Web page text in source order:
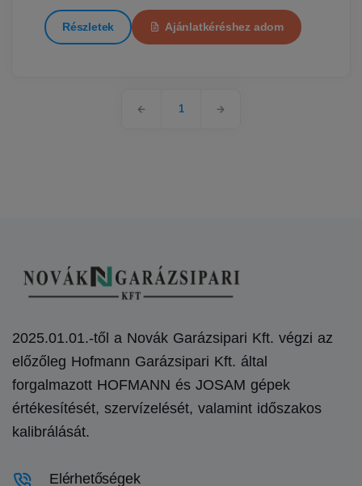
Részletek Ajánlatkéréshez adom
1
2025.01.01.-től a Novák Garázsipari Kft. végzi az
előzőleg Hofmann Garázsipari Kft. által
forgalmazott HOFMANN és JOSAM gépek
értékesítését, szervízelését, valamint időszakos
kalibrálását.
Elérhetőségek